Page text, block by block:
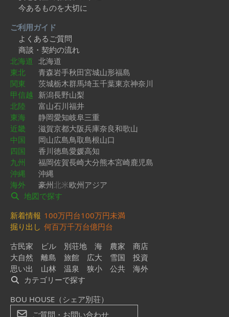
今あるものを大切に
ご利用ガイド
よくあるご質問
商談・契約の流れ
北海道 北海道
東北
青森岩手秋田宮城山形福島
関東
茨城栃木群馬埼玉千葉東京神奈川
甲信越 新潟長野山梨
北陸
富山石川福井
東海
静岡愛知岐阜三重
近畿
滋賀京都大阪兵庫奈良和歌山
中国
岡山広島鳥取島根山口
四国
香川徳島愛媛高知
九州
福岡佐賀長崎大分熊本宮崎鹿児島
沖縄
沖縄
海外
豪州北米欧州アジア
地図で探す
新着情報 100万円台100万円未満
掘り出し 何百万千万台億円台
古民家
ビル 別荘地 海 農家
商店
大自然
離島 旅館 広大 雪国
投資
思い出
山林 温泉 狭小 公共
海外
カテゴリーで探す
BOU HOUSE（シェア別荘）
ご質問・お問い合わせ